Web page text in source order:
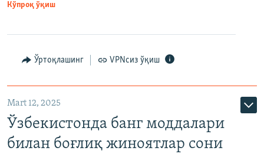
Кўпроқ ўқиш
Ўртоқлашинг VPNсиз ўқиш
Mart 12, 2025
Ўзбекистонда банг моддалари
билан боғлиқ жиноятлар сони